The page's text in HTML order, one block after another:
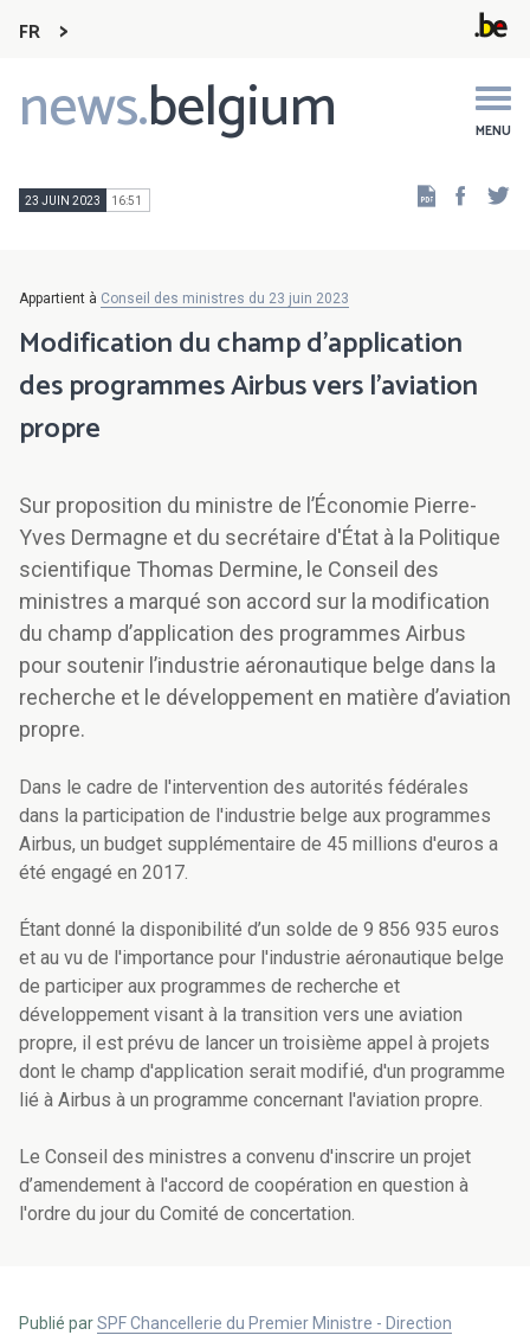
FR
news.belgium MENU
Main
navigation
23 JUIN 2023 16:51
Appartient à Conseil des ministres du 23 juin 2023
Modification du champ d'application
des programmes Airbus vers l'aviation
propre
Sur proposition du ministre de l’Économie Pierre-
Yves Dermagne et du secrétaire d'État à la Politique
scientifique Thomas Dermine, le Conseil des
ministres a marqué son accord sur la modification
du champ d’application des programmes Airbus
pour soutenir l’industrie aéronautique belge dans la
recherche et le développement en matière d’aviation
propre.
Dans le cadre de l'intervention des autorités fédérales
dans la participation de l'industrie belge aux programmes
Airbus, un budget supplémentaire de 45 millions d'euros a
été engagé en 2017.
Étant donné la disponibilité d’un solde de 9 856 935 euros
et au vu de l'importance pour l'industrie aéronautique belge
de participer aux programmes de recherche et
développement visant à la transition vers une aviation
propre, il est prévu de lancer un troisième appel à projets
dont le champ d'application serait modifié, d'un programme
lié à Airbus à un programme concernant l'aviation propre.
Le Conseil des ministres a convenu d'inscrire un projet
d’amendement à l'accord de coopération en question à
l'ordre du jour du Comité de concertation.
Publié parSPF Chancellerie du Premier Ministre - Direction